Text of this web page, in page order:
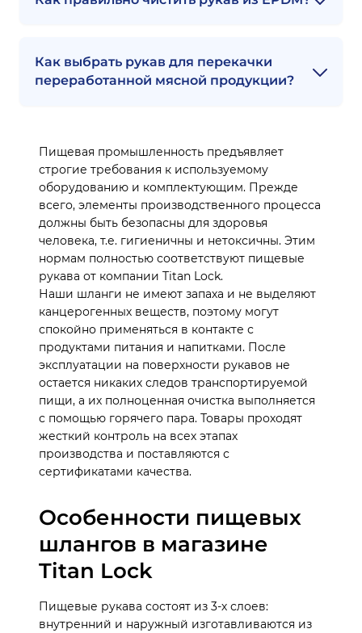
Как выбрать рукав для перекачки
переработанной мясной продукции?
Пищевая промышленность предъявляет
строгие требования к используемому
оборудованию и комплектующим. Прежде
всего, элементы производственного процесса
должны быть безопасны для здоровья
человека, т.е. гигиеничны и нетоксичны. Этим
нормам полностью соответствуют пищевые
рукава от компании Titan Lock.
Наши шланги не имеют запаха и не выделяют
канцерогенных веществ, поэтому могут
спокойно применяться в контакте с
продуктами питания и напитками. После
эксплуатации на поверхности рукавов не
остается никаких следов транспортируемой
пищи, а их полноценная очистка выполняется
с помощью горячего пара. Товары проходят
жесткий контроль на всех этапах
производства и поставляются с
сертификатами качества.
Особенности пищевых
шлангов в магазине
Titan Lock
Пищевые рукава состоят из 3-х слоев:
внутренний и наружный изготавливаются из